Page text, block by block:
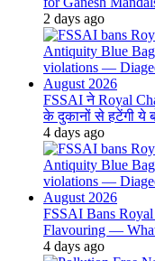
2 days ago
FSSAI ने Royal
के दुकानों से हटेंगी ये
4 days ago
FSSAI Bans
Flavouring —
4 days ago